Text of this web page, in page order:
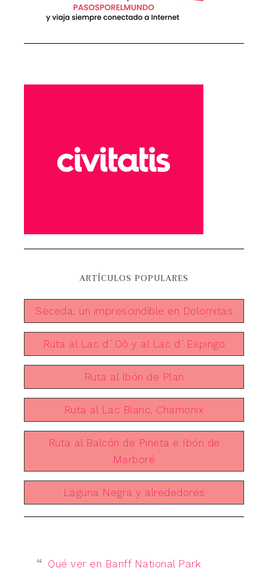
ARTÍCULOS POPULARES
Seceda, un imprescindible en Dolomitas
Ruta al Lac d´Oô y al Lac d´Espingo
Ruta al Ibón de Plan
Ruta al Lac Blanc, Chamonix
Ruta al Balcón de Pineta e Ibón de
Marboré
Laguna Negra y alrededores
Qué ver en Banff National Park